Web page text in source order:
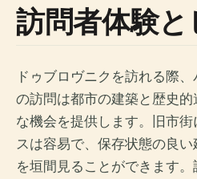
訪問者体験と
ドゥブロヴニクを訪れる際
の訪問は都市の建築と歴史
な機会を提供します。旧市
スは容易で、保存状態の良
を垣間見ることができます